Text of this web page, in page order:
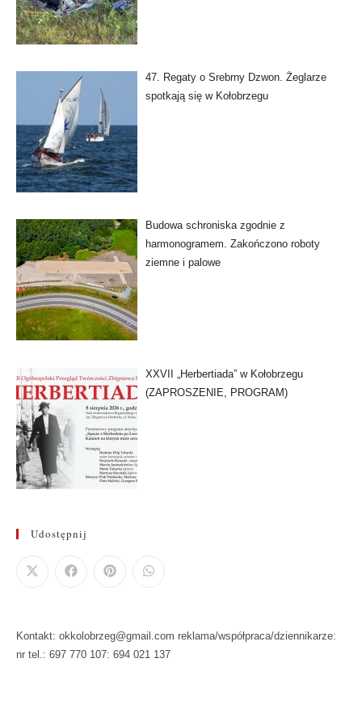
47. Regaty o Srebrny Dzwon. Żeglarze
spotkają się w Kołobrzegu
Budowa schroniska zgodnie z
harmonogramem. Zakończono roboty
ziemne i palowe
XXVII „Herbertiada” w Kołobrzegu
(ZAPROSZENIE, PROGRAM)
Udostępnij
Kontakt: okkolobrzeg@gmail.com reklama/współpraca/dziennikarze:
nr tel.: 697 770 107: 694 021 137